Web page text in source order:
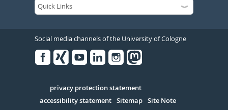
Social media channels of the University of Cologne
Serivce
privacy protection statement
accessibility statement Sitemap Site Note